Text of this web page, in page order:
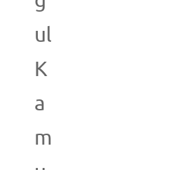
ul
K
a
m